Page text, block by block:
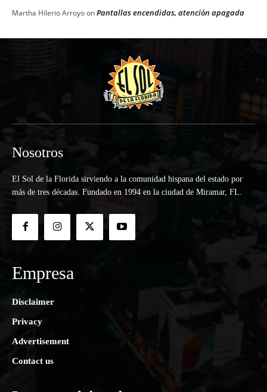
Martha Hilerio ArroyoonPantallas encendidas, atención apagada
Nosotros
El Sol de la Florida sirviendo a la comunidad hispana del estado por
más de tres décadas. Fundado en 1994 en la ciudad de Miramar, FL.
Empresa
Disclaimer
Privacy
Advertisement
Contact us